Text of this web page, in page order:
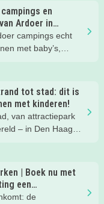
Exclusief en
weg met je
en
Ardoer in
campings echt
met baby’s,
tot stad: dit is
met kinderen!
van attractiepark
– in Den Haag
lekkere lunch op
in zee. Heerlijk!
| Boek nu met
een
de